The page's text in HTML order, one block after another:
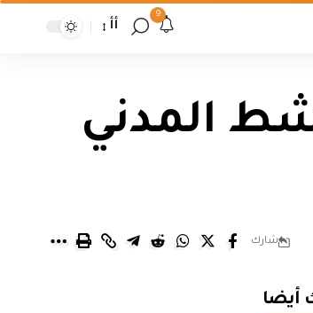
9
أأ
المدني
شارك
أيضا